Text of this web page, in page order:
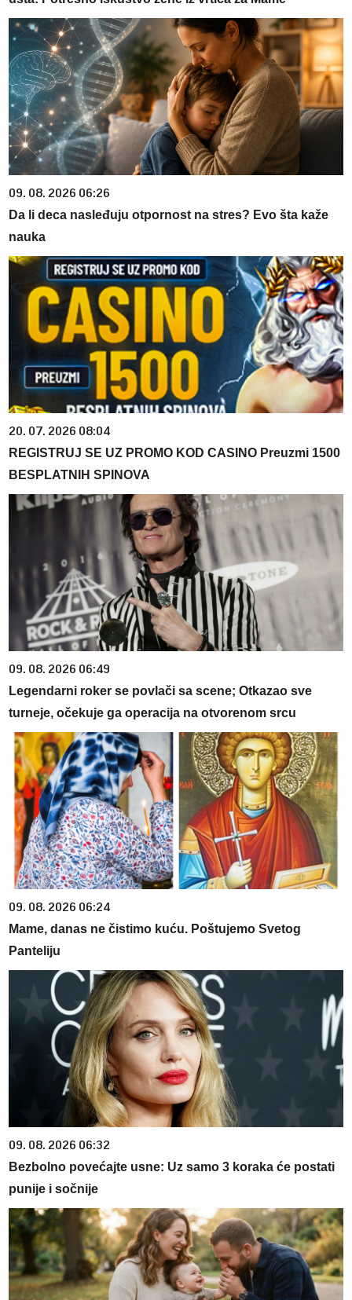
09. 08. 2026 06:26
Da li deca nasleđuju otpornost na stres? Evo šta kaže
nauka
20. 07. 2026 08:04
REGISTRUJ SE UZ PROMO KOD CASINO Preuzmi 1500
BESPLATNIH SPINOVA
09. 08. 2026 06:49
Legendarni roker se povlači sa scene; Otkazao sve
turneje, očekuje ga operacija na otvorenom srcu
09. 08. 2026 06:24
Mame, danas ne čistimo kuću. Poštujemo Svetog
Panteliju
09. 08. 2026 06:32
Bezbolno povećajte usne: Uz samo 3 koraka će postati
punije i sočnije